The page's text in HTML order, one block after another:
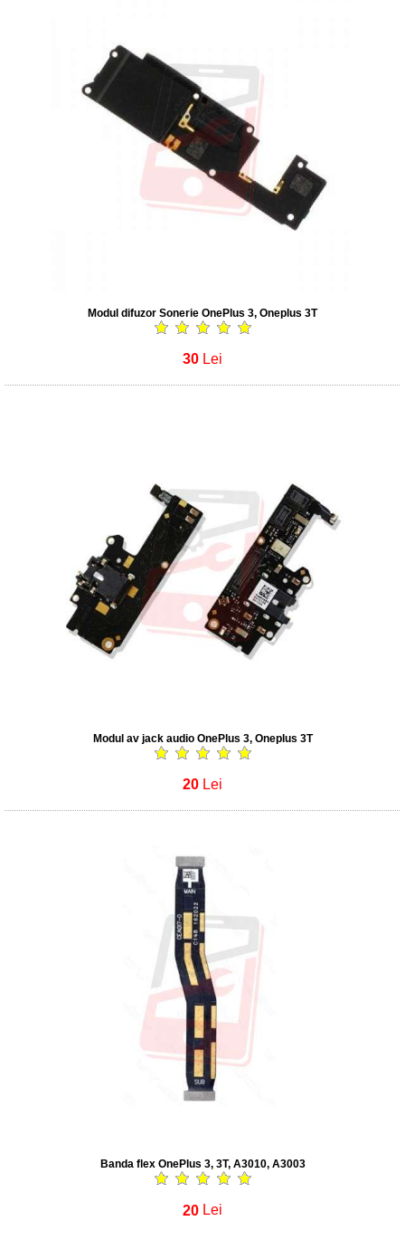
Modul difuzor Sonerie OnePlus 3, Oneplus 3T
30 Lei
Modul av jack audio OnePlus 3, Oneplus 3T
20 Lei
Banda flex OnePlus 3, 3T, A3010, A3003
20 Lei